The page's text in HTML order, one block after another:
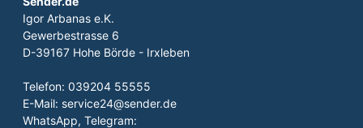
Igor Arbanas e.K.
Gewerbestrasse 6
D-39167 Hohe Börde - Irxleben
Telefon: 039204 55555
E-Mail: service24@sender.de
WhatsApp, Telegram: